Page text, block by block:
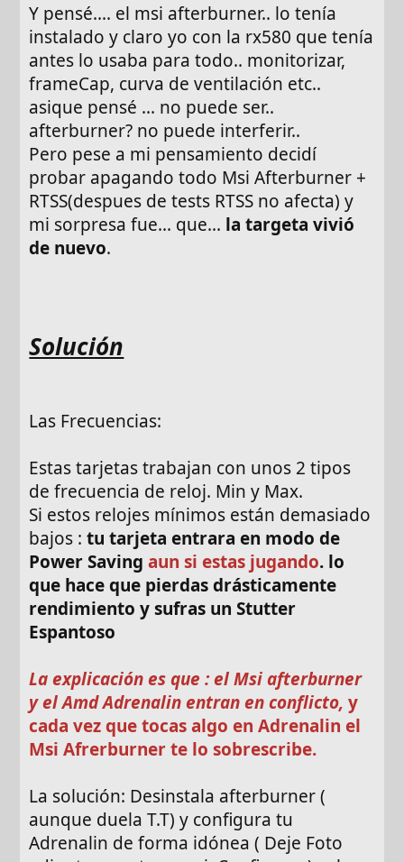
Y pensé.... el msi afterburner.. lo tenía
instalado y claro yo con la rx580 que tenía
antes lo usaba para todo.. monitorizar,
frameCap, curva de ventilación etc..
asique pensé ... no puede ser..
afterburner? no puede interferir..
Pero pese a mi pensamiento decidí
probar apagando todo Msi Afterburner +
RTSS(despues de tests RTSS no afecta) y
mi sorpresa fue... que... la targeta vivió
de nuevo.
Solución
Las Frecuencias:
Estas tarjetas trabajan con unos 2 tipos
de frecuencia de reloj. Min y Max.
Si estos relojes mínimos están demasiado
bajos :tu tarjeta entrara en modo de
Power Savingaun si estas jugando. lo
que hace que pierdas drásticamente
rendimiento y sufras un Stutter
Espantoso
La explicación es que : el Msi afterburner
y el Amd Adrenalin entran en conflicto, y
cada vez que tocas algo en Adrenalin el
Msi Afrerburner te lo sobrescribe.
La solución: Desinstala afterburner (
aunque duela T.T) y configura tu
Adrenalin de forma idónea ( Deje Foto